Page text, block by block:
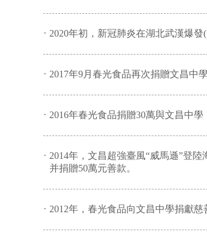
· 2020年初，新冠肺炎在湖北武漢
· 2017年9月春光食品再次捐贈文昌中學
· 2016年春光食品捐贈30萬與文昌中學
· 2014年，文昌超強臺風“威馬遜”登
并捐贈50萬元善款。
· 2012年，春光食品向文昌中學捐